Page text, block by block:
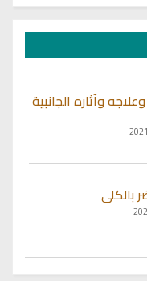
وآثاره الجانبية